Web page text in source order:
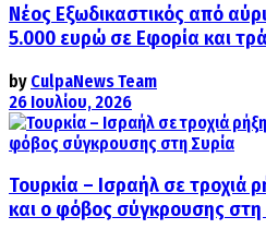
Νέος Εξωδικαστικός από
5.000 ευρώ σε Εφορία και
by CulpaNews Team
26 Ιουλίου, 2026
Τουρκία – Ισραήλ σε τροχιά
και ο φόβος σύγκρουσης στη